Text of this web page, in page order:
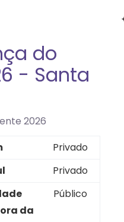
do
- Santa
Privado
Privado
da
Público